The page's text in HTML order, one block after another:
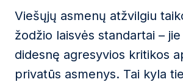
Viešųjų asmenų atžvilgiu
žodžio laisvės standartai –
didesnę agresyvios kritikos
privatūs asmenys. Tai kyla